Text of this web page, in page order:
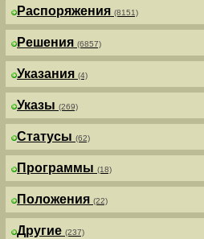
Распоряжения (8151)
Решения (6857)
Указания (4)
Указы (269)
Статусы (62)
Программы (18)
Положения (22)
Другие (237)